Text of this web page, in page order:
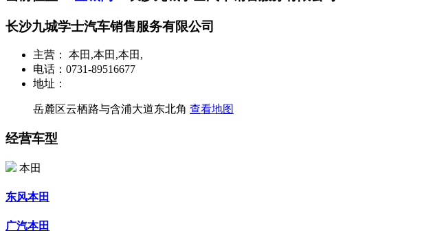
长沙九城学士汽车销售服务有限公司
主营：
本田,本田,本田,
电话： 0731-89516677
地址：
岳麓区云栖路与含浦大道东北角 查看地图
经营车型
本田
东风本田
广汽本田